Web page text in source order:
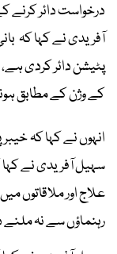
درخواست دائر کرنے
آفریدی نے کہا کہ
کے وژن کے مطابق
انہوں نے کہا کہ
علاج اور ملاقاتوں
رہنماؤں سے نہ ملنے